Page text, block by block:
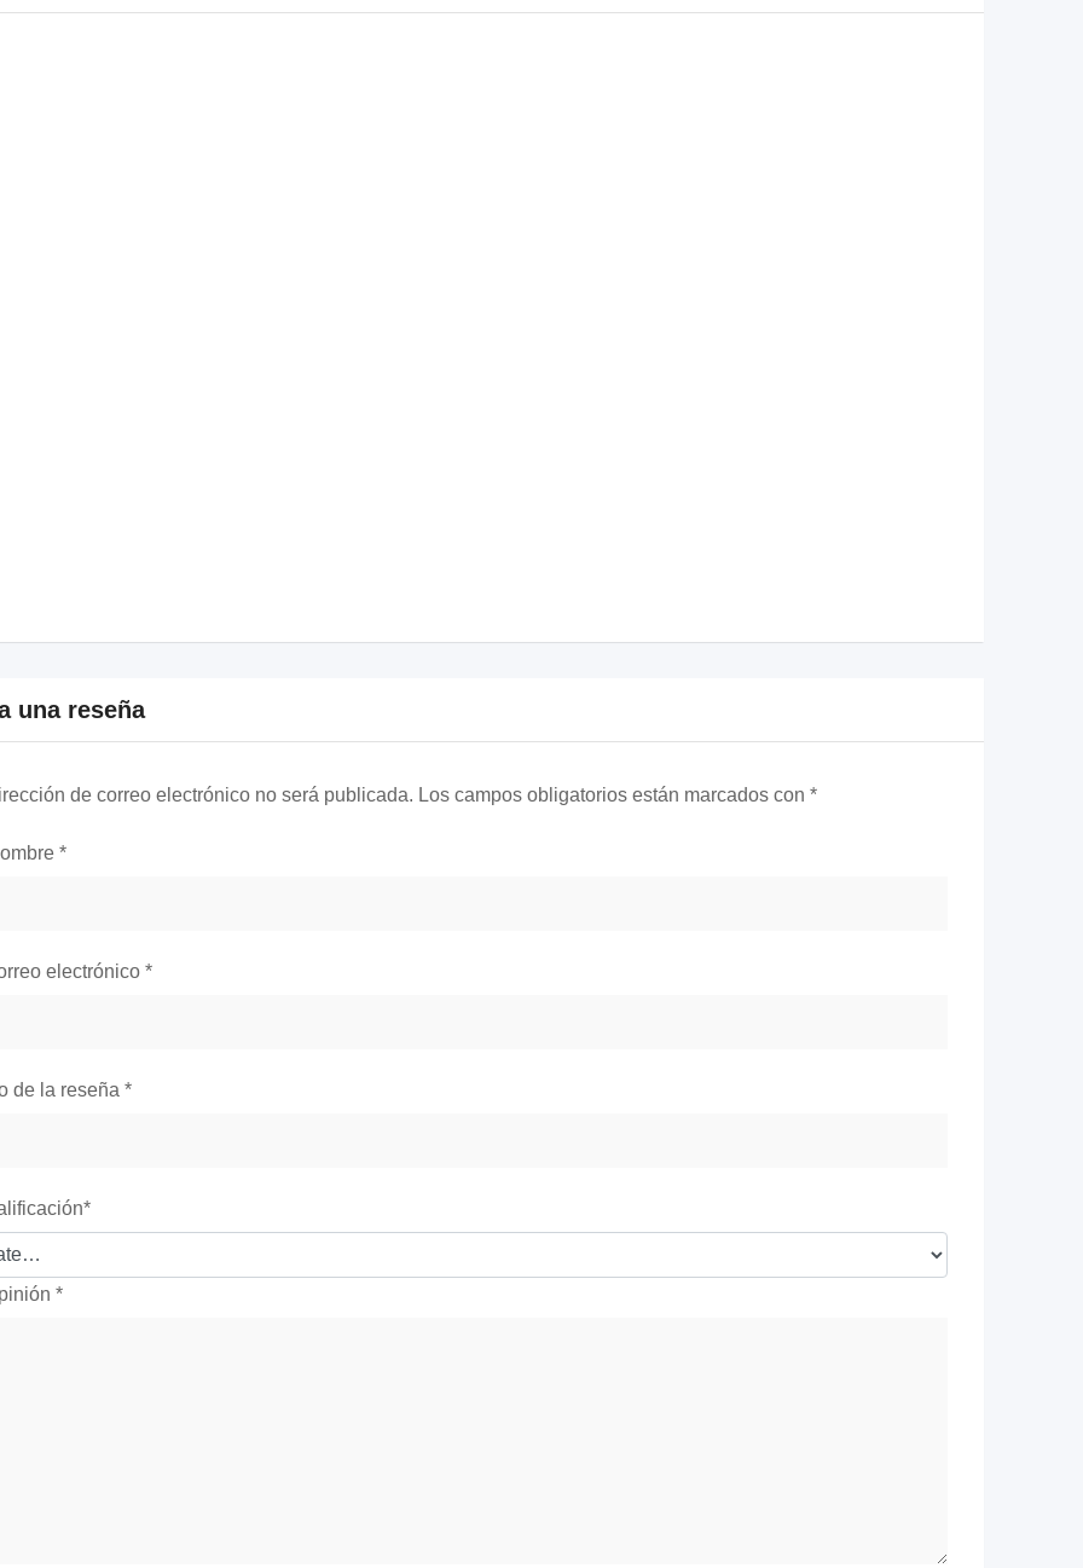
una reseña
de correo electrónico no será publicada. Los campos obligatorios están marcados con *
*
electrónico *
de la reseña *
*
*